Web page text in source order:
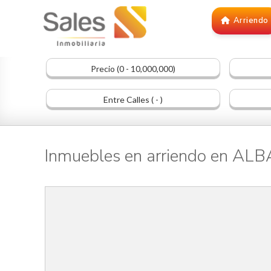
Arriendo
Precio (0 - 10,000,000)
Entre Calles ( - )
Inmuebles en arriendo en